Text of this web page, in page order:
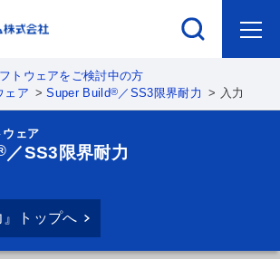
トウェアをご検討中の方
ェア
Super Build®／SS3限界耐力 入力
ウェア
／SS3限界耐力
』トップへ